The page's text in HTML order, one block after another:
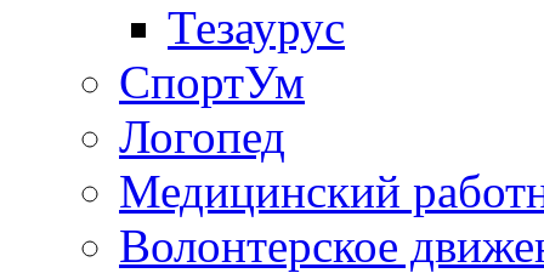
Тезаурус
СпортУм
Логопед
Медицинский
Волонтерское